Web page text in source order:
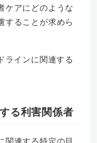
ケアにどのような
することが求めら
ラインに関連する
る利害関係者